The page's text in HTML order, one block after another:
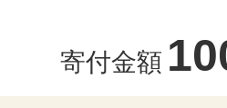
寄付金額